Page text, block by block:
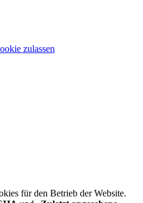
zulassen
für den Betrieb der Website.